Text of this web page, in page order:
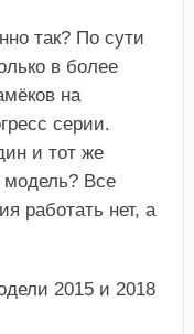
так? По сути
в более
на
серии.
и тот же
модель? Все
работать нет, а
2015 и 2018